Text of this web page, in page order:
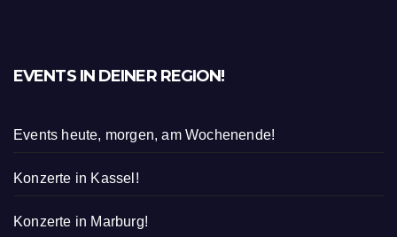
EVENTS IN DEINER REGION!
Events heute, morgen, am Wochenende!
Konzerte in Kassel!
Konzerte in Marburg!